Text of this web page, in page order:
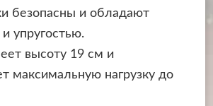
безопасны и обладают
упругостью.
высоту 19 см и
максимальную нагрузку до